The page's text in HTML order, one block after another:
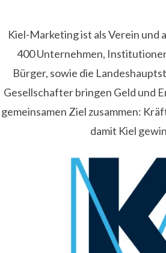
Kiel-Marketing ist als Verein und
400 Unternehmen,
Bürger, sowie die
Gesellschafter bringen Geld und
gemeinsamen Ziel zusammen:
damit Kiel